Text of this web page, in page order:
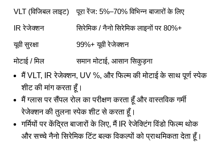
VLT (विजिबल लाइट)
पूरा रेंज: 5%–70% विभिन्न बाजारों के लिए
IR रेजेक्शन
सिरेमिक / नैनो सिरेमिक लाइनों पर 80%+
यूवी सुरक्षा
99%+ यूवी रेजेक्शन
मोटाई / मिल
समान मोटाई, आसान सिकुड़ना
मैं VLT, IR रेजेक्शन, UV %, और फिल्म की मोटाई के साथ पूर्ण स्पेक
शीट की मांग करता हूँ।
मैं ग्लास पर सैंपल रोल का परीक्षण करता हूँ और वास्तविक गर्मी
रेजेक्शन की तुलना स्पेक शीट से करता हूँ।
गर्मियों पर केंद्रित बाजारों के लिए, मैं IR रेजेक्टिंग विंडो फिल्म थोक
और सच्चे नैनो सिरेमिक टिंट बल्क विकल्पों को प्राथमिकता देता हूँ।